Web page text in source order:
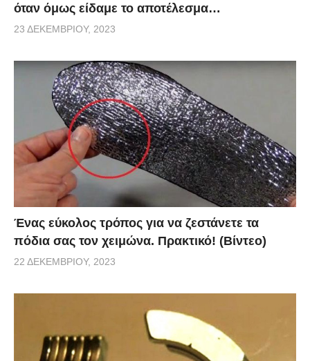
όταν όμως είδαμε το αποτέλεσμα…
23 ΔΕΚΕΜΒΡΊΟΥ, 2023
Ένας εύκολος τρόπος για να ζεστάνετε τα
πόδια σας τον χειμώνα. Πρακτικό! (Βίντεο)
22 ΔΕΚΕΜΒΡΊΟΥ, 2023